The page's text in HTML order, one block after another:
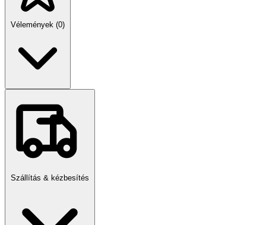
Vélemények (0)
Szállítás & kézbesítés